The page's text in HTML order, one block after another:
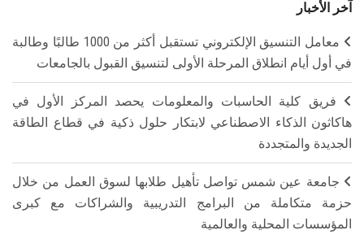
آخر الأخبار
معامل التنسيق الإلكتروني تستقبل أكثر من 1000 طالبًا وطالبة
في أول أيام انطلاق المرحلة الأولى لتنسيق القبول بالجامعات
فريق كلية الحاسبات والمعلومات يحصد المركز الأول في
هاكاثون الذكاء الاصطناعي لابتكار حلول ذكية في قطاع الطاقة
الجديدة والمتجددة
جامعة عين شمس تواصل تأهيل طلابها لسوق العمل من خلال
حزمة متكاملة من البرامج التدريبية والشراكات مع كبرى
المؤسسات المحلية والعالمية